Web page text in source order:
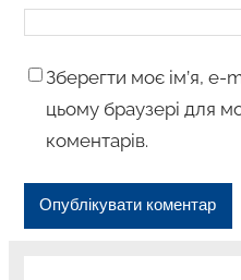
Зберегти моє ім’я, e-
цьому браузері для
коментарів.